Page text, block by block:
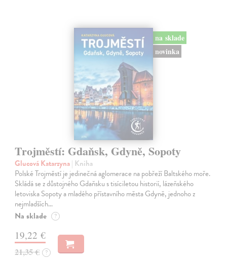
na sklade
novinka
Trojměstí: Gdaňsk, Gdyně, Sopoty
Glucová Katarzyna| Kniha
Polské Trojměstí je jedinečná aglomerace na pobřeží Baltského moře.
Skládá se z důstojného Gdaňsku s tisíciletou historií, lázeňského
letoviska Sopoty a mladého přístavního města Gdyně, jednoho z
nejmladších…
Na sklade ?
19,22 €
21,35 € ?